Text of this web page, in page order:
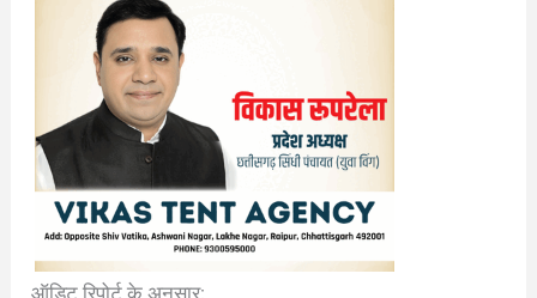
ऑडिट रिपोर्ट के अनुसार: